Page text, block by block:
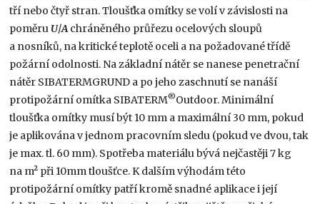
tří nebo čtyř stran. Tloušťka omítky se volí v závislosti na
poměru U/A chráněného průřezu ocelových sloupů
a nosníků, na kritické teplotě oceli a na požadované třídě
požární odolnosti. Na základní nátěr se nanese penetrační
nátěr SIBATERMGRUND a po jeho zaschnutí se nanáší
protipožární omítka SIBATERM®Outdoor. Minimální
tloušťka omítky musí být 10 mm a maximální 30 mm, pokud
je aplikována v jednom pracovním sledu (pokud ve dvou, tak
je max. tl. 60 mm). Spotřeba materiálu bývá nejčastěji 7 kg
na m² při 10mm tloušťce. K dalším výhodám této
protipožární omítky patří kromě snadné aplikace i její